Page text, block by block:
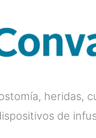
heridas,
de